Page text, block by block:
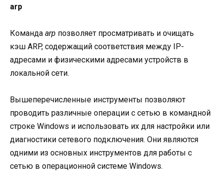
arp
Команда arp позволяет просматривать и очищать
кэш ARP, содержащий соответствия между IP-
адресами и физическими адресами устройств в
локальной сети.
Вышеперечисленные инструменты позволяют
проводить различные операции с сетью в командной
строке Windows и использовать их для настройки или
диагностики сетевого подключения. Они являются
одними из основных инструментов для работы с
сетью в операционной системе Windows.